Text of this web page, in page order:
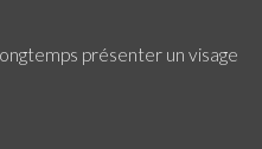
présenter un visage